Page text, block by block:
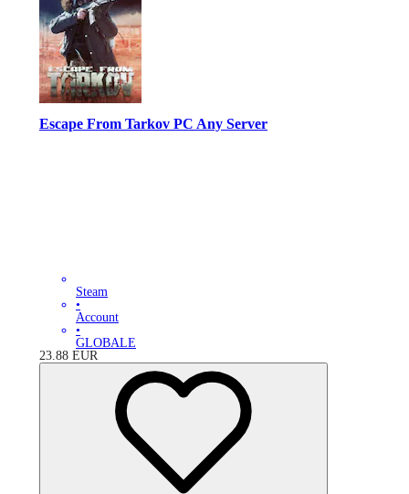
Escape From Tarkov PC Any Server
Steam
•
Account
•
GLOBALE
23.88 EUR